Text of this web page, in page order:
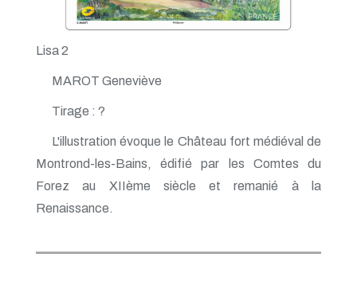
Lisa 2
MAROT Geneviève
Tirage : ?
L'illustration évoque le Château fort médiéval de
Montrond-les-Bains, édifié par les Comtes du
Forez au XIIème siècle et remanié à la
Renaissance.